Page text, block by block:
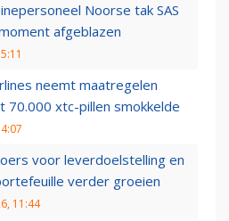
Noorse tak SAS
afgeblazen
neemt maatregelen
70.000 xtc-pillen smokkelde
voor leverdoelstelling en
verder groeien
11:44